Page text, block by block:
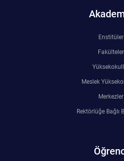
Enstitüler
Fakülteler
Meslek
Merkezler
Rektörlüğe Bağlı